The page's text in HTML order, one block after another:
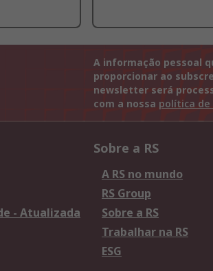
A informação pessoal
proporcionar ao
newsletter será
com a nossa política de
- Atualizada
Sobre a RS
A RS no mundo
RS Group
Sobre a RS
Trabalhar na RS
ESG